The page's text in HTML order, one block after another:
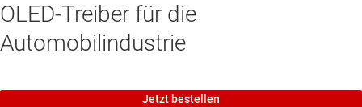
OLED-Treiber für die
Automobilindustrie
Jetzt bestellen